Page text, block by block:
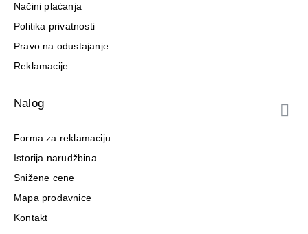
Načini plaćanja
Politika privatnosti
Pravo na odustajanje
Reklamacije
Nalog
Forma za reklamaciju
Istorija narudžbina
Snižene cene
Mapa prodavnice
Kontakt